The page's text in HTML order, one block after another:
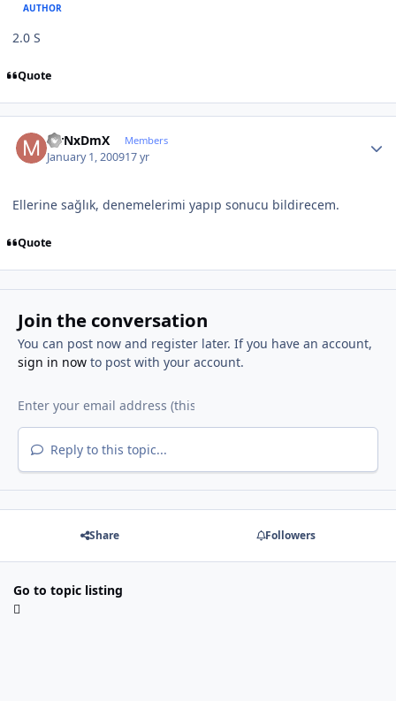
AUTHOR
2.0 S
Quote
MrNxDmX Members
January 1, 200917 yr
Ellerine sağlık, denemelerimi yapıp sonucu bildirecem.
Quote
Join the conversation
You can post now and register later. If you have an account,
sign in nowto post with your account.
Reply to this topic...
Share Followers
Go to topic listing